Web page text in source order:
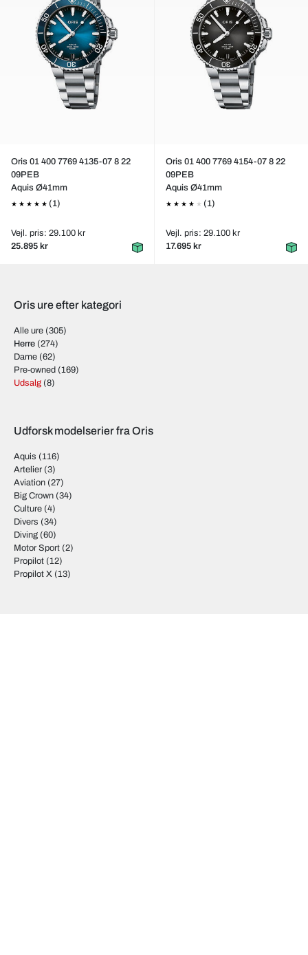
Oris 01 400 7769 4135-07 8 22
09PEB
Aquis Ø41mm
(1)
Vejl. pris: 29.100 kr
25.895 kr
Oris 01 400 7769 4154-07 8 22
09PEB
Aquis Ø41mm
(1)
Vejl. pris: 29.100 kr
17.695 kr
Oris ure efter kategori
Alle ure (305)
Herre (274)
Dame (62)
Pre-owned (169)
Udsalg (8)
Udforsk modelserier fra Oris
Aquis (116)
Artelier (3)
Aviation (27)
Big Crown (34)
Culture (4)
Divers (34)
Diving (60)
Motor Sport (2)
Propilot (12)
Propilot X (13)